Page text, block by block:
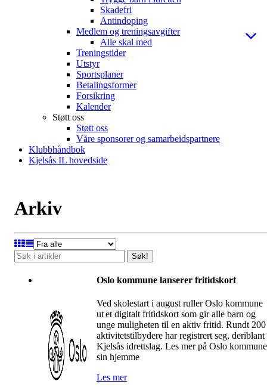
Skadefri
Antindoping
Medlem og treningsavgifter
Alle skal med
Treningstider
Utstyr
Sportsplaner
Betalingsformer
Forsikring
Kalender
Støtt oss
Støtt oss
Våre sponsorer og samarbeidspartnere
Klubbhåndbok
Kjelsås IL hovedside
Arkiv
Søk!
Oslo kommune lanserer fritidskort
Ved skolestart i august ruller Oslo kommune
ut et digitalt fritidskort som gir alle barn og
unge muligheten til en aktiv fritid. Rundt 200
aktivitetstilbydere har registrert seg, deriblant
Kjelsås idrettslag. Les mer på Oslo kommune
sin hjemme
Les mer